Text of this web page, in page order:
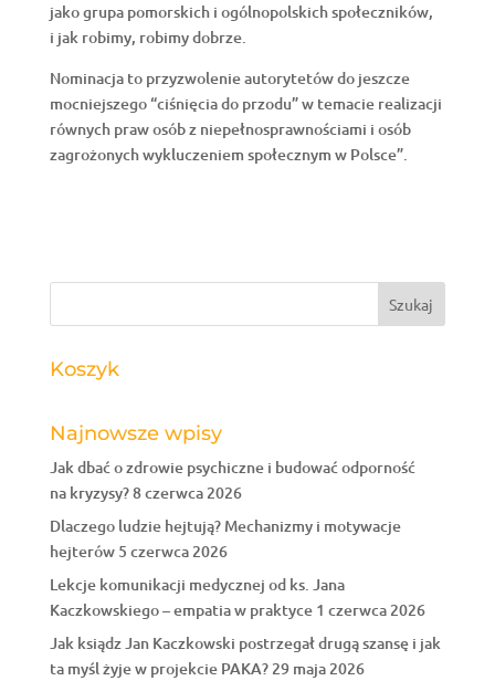
jako grupa pomorskich i ogólnopolskich społeczników,
i jak robimy, robimy dobrze.
Nominacja to przyzwolenie autorytetów do jeszcze
mocniejszego “ciśnięcia do przodu” w temacie realizacji
równych praw osób z niepełnosprawnościami i osób
zagrożonych wykluczeniem społecznym w Polsce”.
Koszyk
Najnowsze wpisy
Jak dbać o zdrowie psychiczne i budować odporność
na kryzysy?8 czerwca 2026
Dlaczego ludzie hejtują? Mechanizmy i motywacje
hejterów 5 czerwca 2026
Lekcje komunikacji medycznej od ks. Jana
Kaczkowskiego – empatia w praktyce 1 czerwca 2026
Jak ksiądz Jan Kaczkowski postrzegał drugą szansę i jak
ta myśl żyje w projekcie PAKA? 29 maja 2026